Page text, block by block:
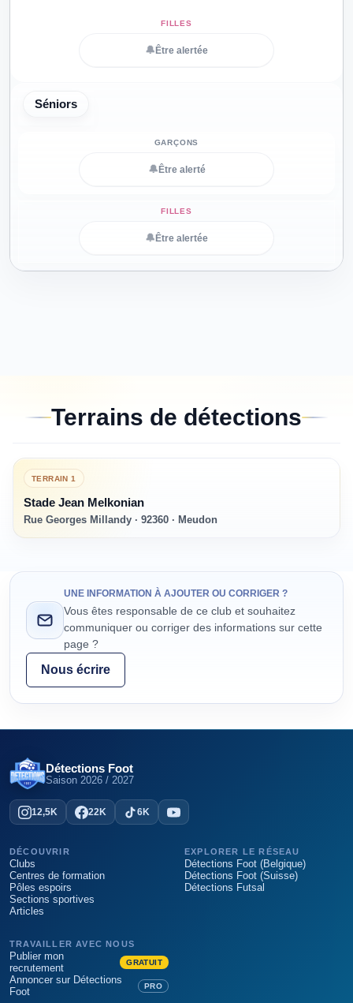
Terrains de détections
TERRAIN1
Stade Jean Melkonian
Rue Georges Millandy · 92360 · Meudon
🔔 Être alertée
Séniors
🔔 Être alerté
🔔 Être alertée
UNE INFORMATION À AJOUTER OU CORRIGER ?
Vous êtes responsable de ce club et souhaitez
communiquer ou corriger des informations sur cette
page ?
Nous écrire
Détections Foot
Saison 2026 / 2027
12,5K 22K 6K
DÉCOUVRIR
Clubs
Centres de formation
Pôles espoirs
Sections sportives
Articles
EXPLORER LE RÉSEAU
Détections Foot (Belgique)
Détections Foot (Suisse)
Détections Futsal
TRAVAILLER AVEC NOUS
Publier mon
recrutement
GRATUIT
Annoncer sur Détections
Foot
PRO